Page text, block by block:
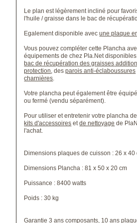
Le plan est légèrement incliné pour
l'huile / graisse dans le bac de
Egalement disponible avecune plaque
Vous pouvez compléter cette Plancha
équipements de chez Pla.Net
bac de récupération des graisses
protection , desparois anti-éclaboussures
charnières
Votre plancha peut également être
oufermé (vendu séparément).
Pour utiliser et entretenir votre plancha
kits d'accessoires etde nettoyage de
l'achat.
Dimensions plaques de cuisson : 26 x 40
Dimensions Plancha : 81 x 50 x 20 cm
Puissance : 8400 watts
Poids : 30 kg
Garantie 3 ans composants, 10 ans